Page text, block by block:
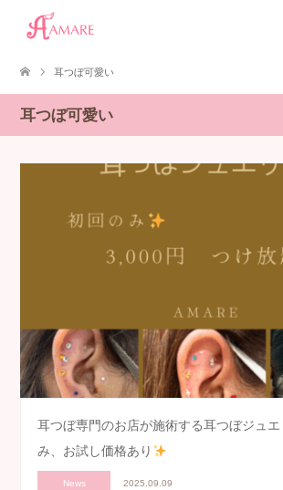
耳つぼ可愛い
耳つぼ可愛い
耳つぼ専門のお店が施術する耳つぼジュエ
み、お試し価格あり
News 2025.09.09